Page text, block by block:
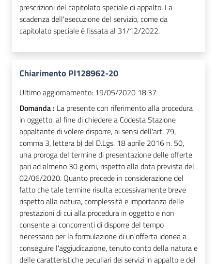
prescrizioni del capitolato speciale di appalto. La
scadenza dell'esecuzione del servizio, come da
capitolato speciale è fissata al 31/12/2022.
Chiarimento PI128962-20
Ultimo aggiornamento: 19/05/2020 18:37
Domanda : La presente con riferimento alla procedura
in oggetto, al fine di chiedere a Codesta Stazione
appaltante di volere disporre, ai sensi dell'art. 79,
comma 3, lettera b) del D.Lgs. 18 aprile 2016 n. 50,
una proroga del termine di presentazione delle offerte
pari ad almeno 30 giorni, rispetto alla data prevista del
02/06/2020. Quanto precede in considerazione del
fatto che tale termine risulta eccessivamente breve
rispetto alla natura, complessità e importanza delle
prestazioni di cui alla procedura in oggetto e non
consente ai concorrenti di disporre del tempo
necessario per la formulazione di un'offerta idonea a
conseguire l'aggiudicazione, tenuto conto della natura e
delle caratteristiche peculiari dei servizi in appalto e del